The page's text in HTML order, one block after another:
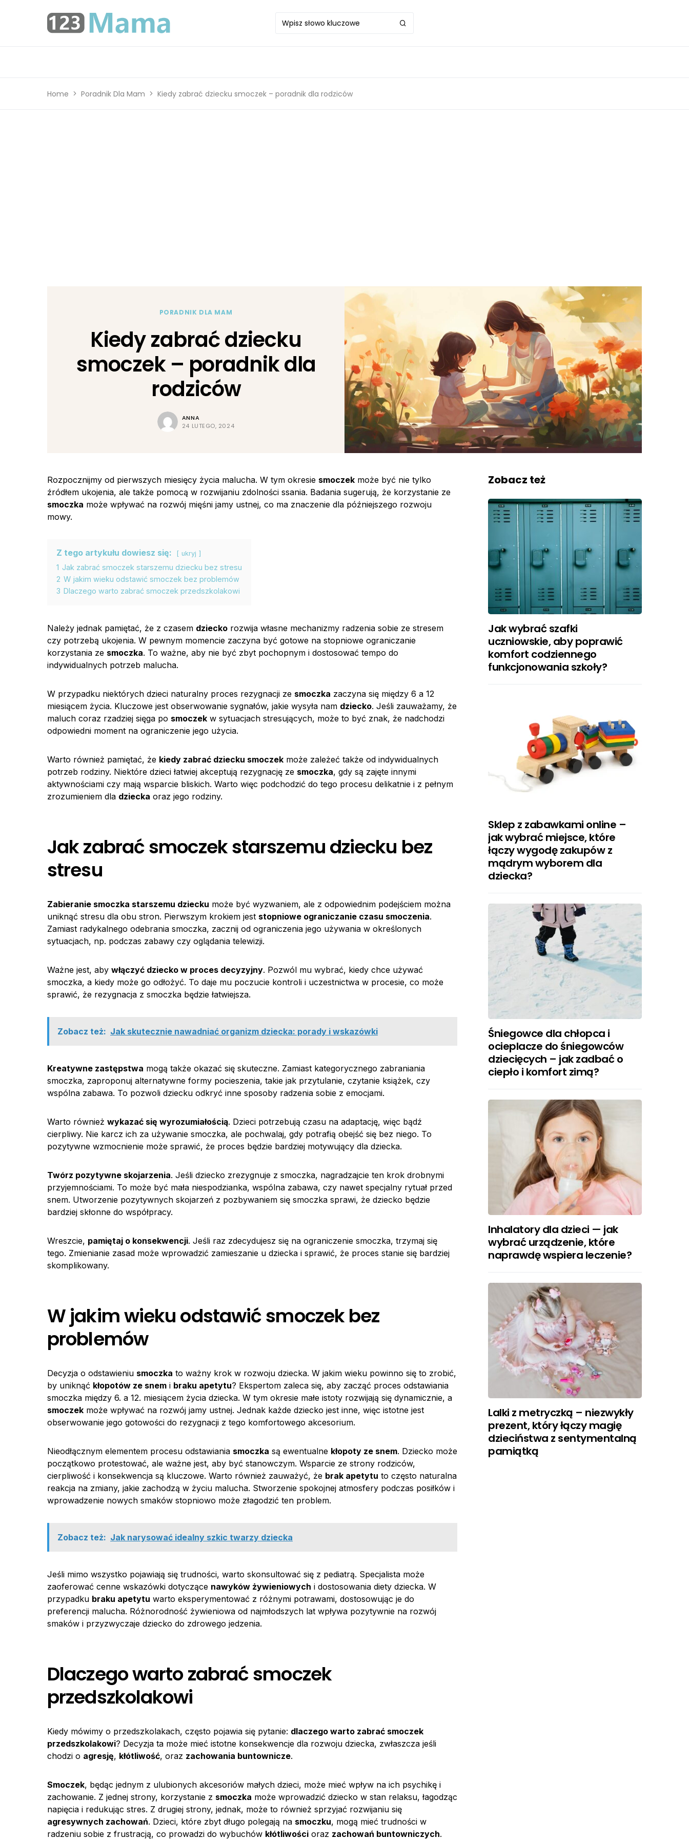
Home Poradnik Dla Mam Kiedy zabrać dziecku smoczek – poradnik dla rodziców
PORADNIK DLA MAM
Kiedy zabrać dziecku
smoczek – poradnik dla
rodziców
ANNA
24 LUTEGO, 2024
Rozpocznijmy od pierwszych miesięcy życia malucha. W tym okresie smoczek może być nie tylko
źródłem ukojenia, ale także pomocą w rozwijaniu zdolności ssania. Badania sugerują, że korzystanie ze
smoczka może wpływać na rozwój mięśni jamy ustnej, co ma znaczenie dla późniejszego rozwoju
mowy.
Z tego artykułu dowiesz się: ukryj
1 Jak zabrać smoczek starszemu dziecku bez stresu
2 W jakim wieku odstawić smoczek bez problemów
3 Dlaczego warto zabrać smoczek przedszkolakowi
Należy jednak pamiętać, że z czasem dziecko rozwija własne mechanizmy radzenia sobie ze stresem
czy potrzebą ukojenia. W pewnym momencie zaczyna być gotowe na stopniowe ograniczanie
korzystania ze smoczka. To ważne, aby nie być zbyt pochopnym i dostosować tempo do
indywidualnych potrzeb malucha.
W przypadku niektórych dzieci naturalny proces rezygnacji ze smoczka zaczyna się między 6 a 12
miesiącem życia. Kluczowe jest obserwowanie sygnałów, jakie wysyła nam dziecko. Jeśli zauważamy, że
maluch coraz rzadziej sięga po smoczek w sytuacjach stresujących, może to być znak, że nadchodzi
odpowiedni moment na ograniczenie jego użycia.
Warto również pamiętać, że kiedy zabrać dziecku smoczek może zależeć także od indywidualnych
potrzeb rodziny. Niektóre dzieci łatwiej akceptują rezygnację ze smoczka, gdy są zajęte innymi
aktywnościami czy mają wsparcie bliskich. Warto więc podchodzić do tego procesu delikatnie i z pełnym
zrozumieniem dla dziecka oraz jego rodziny.
Jak zabrać smoczek starszemu dziecku bez
stresu
Zabieranie smoczka starszemu dziecku może być wyzwaniem, ale z odpowiednim podejściem można
uniknąć stresu dla obu stron. Pierwszym krokiem jest stopniowe ograniczanie czasu smoczenia.
Zamiast radykalnego odebrania smoczka, zacznij od ograniczenia jego używania w określonych
sytuacjach, np. podczas zabawy czy oglądania telewizji.
Ważne jest, aby włączyć dziecko w proces decyzyjny. Pozwól mu wybrać, kiedy chce używać
smoczka, a kiedy może go odłożyć. To daje mu poczucie kontroli i uczestnictwa w procesie, co może
sprawić, że rezygnacja z smoczka będzie łatwiejsza.
Zobacz też: Jak skutecznie nawadniać organizm dziecka: porady i wskazówki
Kreatywne zastępstwa mogą także okazać się skuteczne. Zamiast kategorycznego zabraniania
smoczka, zaproponuj alternatywne formy pocieszenia, takie jak przytulanie, czytanie książek, czy
wspólna zabawa. To pozwoli dziecku odkryć inne sposoby radzenia sobie z emocjami.
Warto również wykazać się wyrozumiałością. Dzieci potrzebują czasu na adaptację, więc bądź
cierpliwy. Nie karcz ich za używanie smoczka, ale pochwalaj, gdy potrafią obejść się bez niego. To
pozytywne wzmocnienie może sprawić, że proces będzie bardziej motywujący dla dziecka.
Twórz pozytywne skojarzenia. Jeśli dziecko zrezygnuje z smoczka, nagradzajcie ten krok drobnymi
przyjemnościami. To może być mała niespodzianka, wspólna zabawa, czy nawet specjalny rytuał przed
snem. Utworzenie pozytywnych skojarzeń z pozbywaniem się smoczka sprawi, że dziecko będzie
bardziej skłonne do współpracy.
Wreszcie, pamiętaj o konsekwencji. Jeśli raz zdecydujesz się na ograniczenie smoczka, trzymaj się
tego. Zmienianie zasad może wprowadzić zamieszanie u dziecka i sprawić, że proces stanie się bardziej
skomplikowany.
W jakim wieku odstawić smoczek bez
problemów
Decyzja o odstawieniu smoczka to ważny krok w rozwoju dziecka. W jakim wieku powinno się to zrobić,
by uniknąć kłopotów ze snem i braku apetytu? Ekspertom zaleca się, aby zacząć proces odstawiania
smoczka między 6. a 12. miesiącem życia dziecka. W tym okresie małe istoty rozwijają się dynamicznie, a
smoczek może wpływać na rozwój jamy ustnej. Jednak każde dziecko jest inne, więc istotne jest
obserwowanie jego gotowości do rezygnacji z tego komfortowego akcesorium.
Nieodłącznym elementem procesu odstawiania smoczka są ewentualne kłopoty ze snem. Dziecko może
początkowo protestować, ale ważne jest, aby być stanowczym. Wsparcie ze strony rodziców,
cierpliwość i konsekwencja są kluczowe. Warto również zauważyć, że brak apetytu to często naturalna
reakcja na zmiany, jakie zachodzą w życiu malucha. Stworzenie spokojnej atmosfery podczas posiłków i
wprowadzenie nowych smaków stopniowo może złagodzić ten problem.
Zobacz też: Jak narysować idealny szkic twarzy dziecka
Jeśli mimo wszystko pojawiają się trudności, warto skonsultować się z pediatrą. Specjalista może
zaoferować cenne wskazówki dotyczące nawyków żywieniowych i dostosowania diety dziecka. W
przypadku braku apetytu warto eksperymentować z różnymi potrawami, dostosowując je do
preferencji malucha. Różnorodność żywieniowa od najmłodszych lat wpływa pozytywnie na rozwój
smaków i przyzwyczaje dziecko do zdrowego jedzenia.
Dlaczego warto zabrać smoczek
przedszkolakowi
Kiedy mówimy o przedszkolakach, często pojawia się pytanie: dlaczego warto zabrać smoczek
przedszkolakowi? Decyzja ta może mieć istotne konsekwencje dla rozwoju dziecka, zwłaszcza jeśli
chodzi o agresję, kłótliwość, oraz zachowania buntownicze.
Smoczek, będąc jednym z ulubionych akcesoriów małych dzieci, może mieć wpływ na ich psychikę i
zachowanie. Z jednej strony, korzystanie z smoczka może wprowadzić dziecko w stan relaksu, łagodząc
napięcia i redukując stres. Z drugiej strony, jednak, może to również sprzyjać rozwijaniu się
agresywnych zachowań. Dzieci, które zbyt długo polegają na smoczku, mogą mieć trudności w
radzeniu sobie z frustracją, co prowadzi do wybuchów kłótliwości oraz zachowań buntowniczych.
Zobacz też
Jak wybrać szafki
uczniowskie, aby poprawić
komfort codziennego
funkcjonowania szkoły?
Sklep z zabawkami online –
jak wybrać miejsce, które
łączy wygodę zakupów z
mądrym wyborem dla
dziecka?
Śniegowce dla chłopca i
ocieplacze do śniegowców
dziecięcych – jak zadbać o
ciepło i komfort zimą?
Inhalatory dla dzieci — jak
wybrać urządzenie, które
naprawdę wspiera leczenie?
Lalki z metryczką – niezwykły
prezent, który łączy magię
dzieciństwa z sentymentalną
pamiątką